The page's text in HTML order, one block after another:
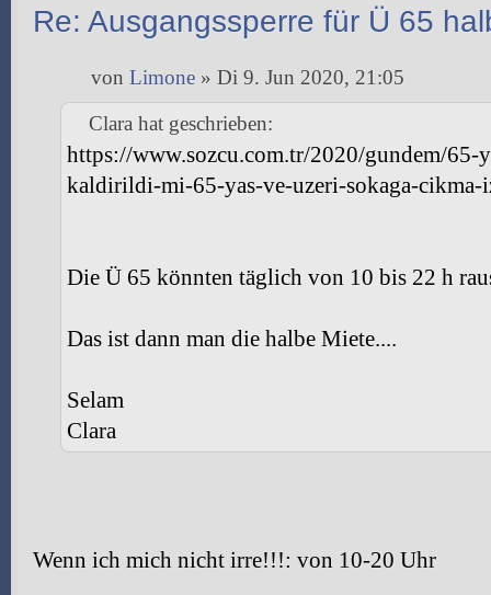
Re: Ausgangssperre für Ü 65
von Limone » Di 9. Jun 2020, 21:05
Clara hat geschrieben:
https://www.sozcu.com.tr/2020/gundem/65-
kaldirildi-mi-65-yas-ve-uzeri-sokaga-
Die Ü 65 könnten täglich von 10 bis 22 h
Das ist dann man die halbe Miete....
Selam
Clara
Wenn ich mich nicht irre!!!: von 10-20 Uhr